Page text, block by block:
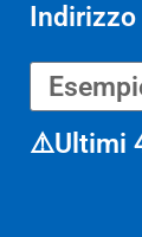
Indirizzo
⚠️Ultimi